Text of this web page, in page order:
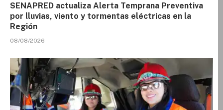
SENAPRED actualiza Alerta Temprana Preventiva
por lluvias, viento y tormentas eléctricas en la
Región
08/08/2026